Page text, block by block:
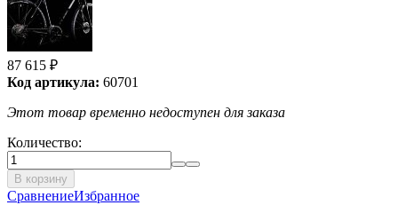
87 615 ₽
Код артикула: 60701
Этот товар временно недоступен для заказа
Количество:
В корзину
СравнениеИзбранное